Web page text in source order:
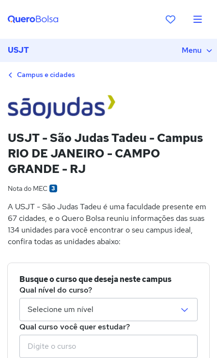
USJT Menu
Campus e cidades
USJT - São Judas Tadeu - Campus
RIO DE JANEIRO - CAMPO
GRANDE - RJ
Nota do MEC 3
A USJT - São Judas Tadeu é uma faculdade presente em
67 cidades, e o Quero Bolsa reuniu informações das suas
134 unidades para você encontrar o seu campus ideal,
confira todas as unidades abaixo:
Busque o curso que deseja neste campus
Qual nível do curso?
Qual curso você quer estudar?